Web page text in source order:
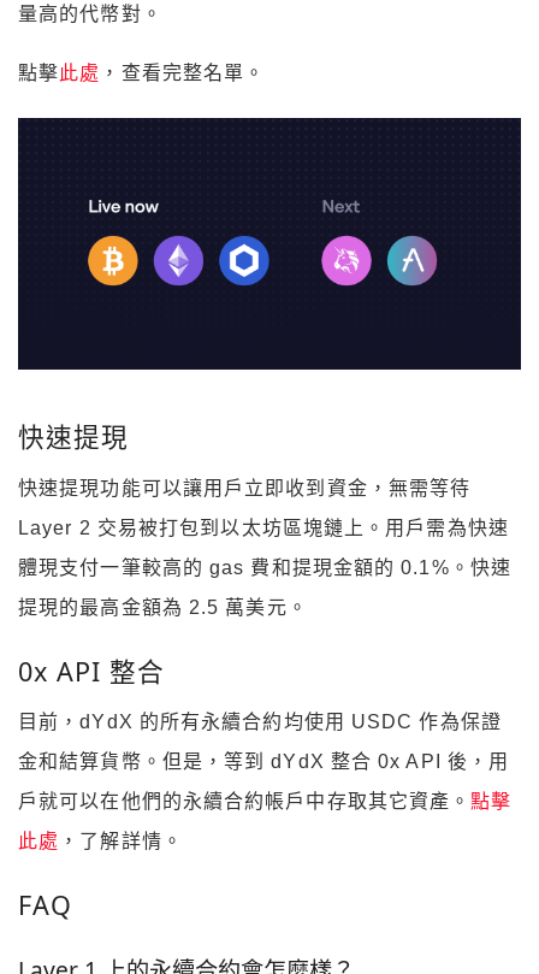
量高的代幣對。
點擊此處 ，查看完整名單。
快速提現
快速提現功能可以讓用戶立即收到資金，無需等待
Layer 2 交易被打包到以太坊區塊鏈上。用戶需為快速
體現支付一筆較高的 gas 費和提現金額的 0.1%。快速
提現的最高金額為 2.5 萬美元。
0x API 整合
目前，dYdX 的所有永續合約均使用 USDC 作為保證
金和結算貨幣。但是，等到 dYdX 整合 0x API 後，用
戶就可以在他們的永續合約帳戶中存取其它資產。點擊
此處 ，了解詳情。
FAQ